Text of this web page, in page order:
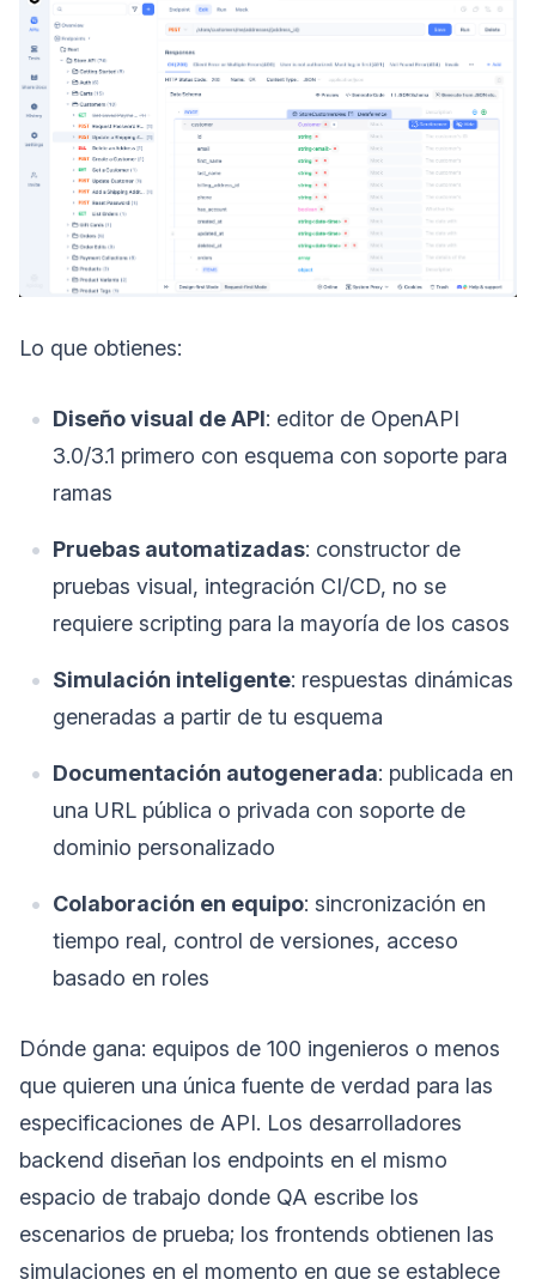
Lo que obtienes:
Diseño visual de API: editor de OpenAPI
3.0/3.1 primero con esquema con soporte para
ramas
Pruebas automatizadas: constructor de
pruebas visual, integración CI/CD, no se
requiere scripting para la mayoría de los casos
Simulación inteligente: respuestas dinámicas
generadas a partir de tu esquema
Documentación autogenerada: publicada en
una URL pública o privada con soporte de
dominio personalizado
Colaboración en equipo: sincronización en
tiempo real, control de versiones, acceso
basado en roles
Dónde gana: equipos de 100 ingenieros o menos
que quieren una única fuente de verdad para las
especificaciones de API. Los desarrolladores
backend diseñan los endpoints en el mismo
espacio de trabajo donde QA escribe los
escenarios de prueba; los frontends obtienen las
simulaciones en el momento en que se establece